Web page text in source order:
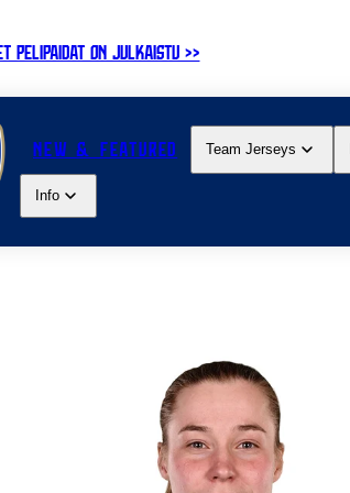
PELIPAIDAT ON JULKAISTU >>
NEW & FEATURED Team Jerseys
Info